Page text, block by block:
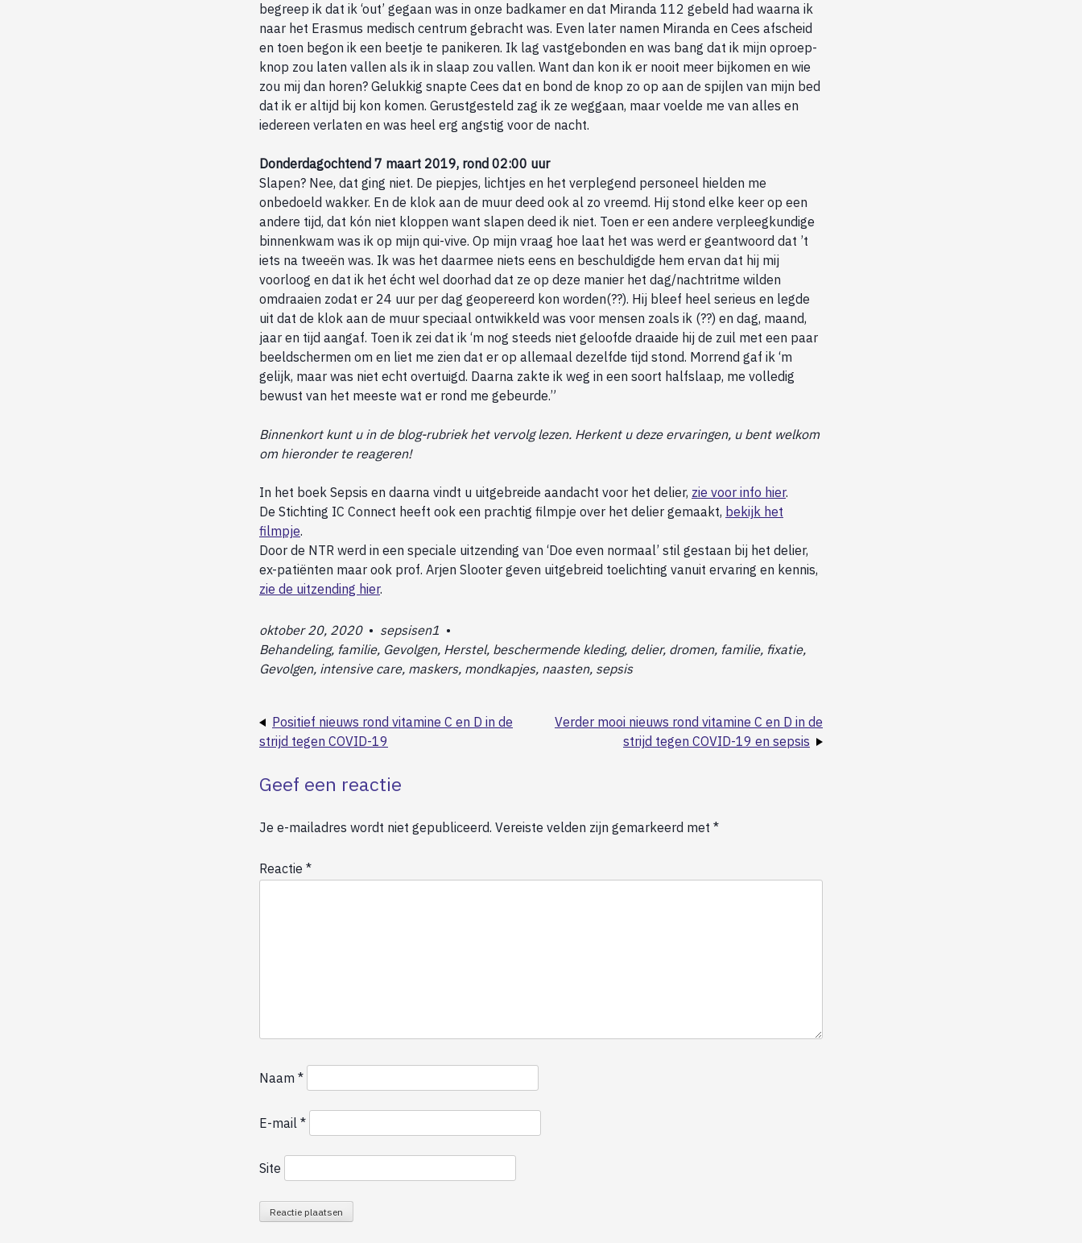
begreep ik dat ik ‘out’ gegaan was in onze badkamer en dat Miranda 112 gebeld had waarna ik
naar het Erasmus medisch centrum gebracht was. Even later namen Miranda en Cees afscheid
en toen begon ik een beetje te panikeren. Ik lag vastgebonden en was bang dat ik mijn oproep-
knop zou laten vallen als ik in slaap zou vallen. Want dan kon ik er nooit meer bijkomen en wie
zou mij dan horen? Gelukkig snapte Cees dat en bond de knop zo op aan de spijlen van mijn bed
dat ik er altijd bij kon komen. Gerustgesteld zag ik ze weggaan, maar voelde me van alles en
iedereen verlaten en was heel erg angstig voor de nacht.
Donderdagochtend 7 maart 2019, rond 02:00 uur
Slapen? Nee, dat ging niet. De piepjes, lichtjes en het verplegend personeel hielden me
onbedoeld wakker. En de klok aan de muur deed ook al zo vreemd. Hij stond elke keer op een
andere tijd, dat kón niet kloppen want slapen deed ik niet. Toen er een andere verpleegkundige
binnenkwam was ik op mijn qui-vive. Op mijn vraag hoe laat het was werd er geantwoord dat ’t
iets na tweeën was. Ik was het daarmee niets eens en beschuldigde hem ervan dat hij mij
voorloog en dat ik het écht wel doorhad dat ze op deze manier het dag/nachtritme wilden
omdraaien zodat er 24 uur per dag geopereerd kon worden(??). Hij bleef heel serieus en legde
uit dat de klok aan de muur speciaal ontwikkeld was voor mensen zoals ik (??) en dag, maand,
jaar en tijd aangaf. Toen ik zei dat ik ‘m nog steeds niet geloofde draaide hij de zuil met een paar
beeldschermen om en liet me zien dat er op allemaal dezelfde tijd stond. Morrend gaf ik ‘m
gelijk, maar was niet echt overtuigd. Daarna zakte ik weg in een soort halfslaap, me volledig
bewust van het meeste wat er rond me gebeurde.”
Binnenkort kunt u in de blog-rubriek het vervolg lezen. Herkent u deze ervaringen, u bent welkom
om hieronder te reageren!
In het boek Sepsis en daarna vindt u uitgebreide aandacht voor het delier, zie voor info hier.
De Stichting IC Connect heeft ook een prachtig filmpje over het delier gemaakt, bekijk het
filmpje.
Door de NTR werd in een speciale uitzending van ‘Doe even normaal’ stil gestaan bij het delier,
ex-patiënten maar ook prof. Arjen Slooter geven uitgebreid toelichting vanuit ervaring en kennis,
zie de uitzending hier.
oktober 20, 2020 • sepsisen1 •
Behandeling, familie, Gevolgen, Herstel, beschermende kleding, delier, dromen, familie, fixatie,
Gevolgen, intensive care, maskers, mondkapjes, naasten, sepsis
Positief nieuws rond vitamine C en D in de
strijd tegen COVID-19
Verder mooi nieuws rond vitamine C en D in de
strijd tegen COVID-19 en sepsis
Geef een reactie
Je e-mailadres wordt niet gepubliceerd. Vereiste velden zijn gemarkeerd met *
Reactie *
Naam *
E-mail *
Site